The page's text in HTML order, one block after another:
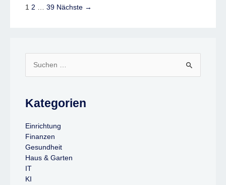
1 2 … 39 Nächste →
Suchen
nach:
Kategorien
Einrichtung
Finanzen
Gesundheit
Haus & Garten
IT
KI